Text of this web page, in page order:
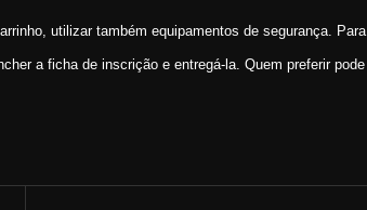
utilizar também equipamentos de segurança. Para
a ficha de inscrição e entregá-la. Quem preferir pode